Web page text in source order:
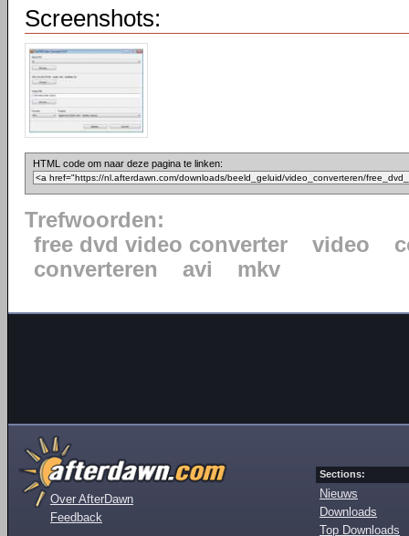
Screenshots:
HTML code om naar deze pagina te linken:
Trefwoorden:
free dvd video converter
video
converteren
avi mkv
Over AfterDawn
Feedback
Sections:
Nieuws
Downloads
Top Downloads